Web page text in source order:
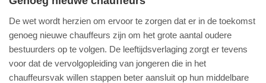
De wet wordt herzien om ervoor te zorgen dat er in de toekomst
genoeg nieuwe chauffeurs zijn om het grote aantal oudere
bestuurders op te volgen. De leeftijdsverlaging zorgt er tevens
voor dat de vervolgopleiding van jongeren die in het
chauffeursvak willen stappen beter aansluit op hun middelbare